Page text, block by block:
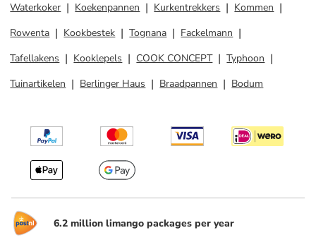
Waterkoker
Koekenpannen Kurkentrekkers
Kommen
Rowenta
Kookbestek Tognana
Fackelmann
Tafellakens
Kooklepels COOK CONCEPT
Typhoon
Tuinartikelen
Berlinger Haus Braadpannen Bodum
6.2 million limango packages per year